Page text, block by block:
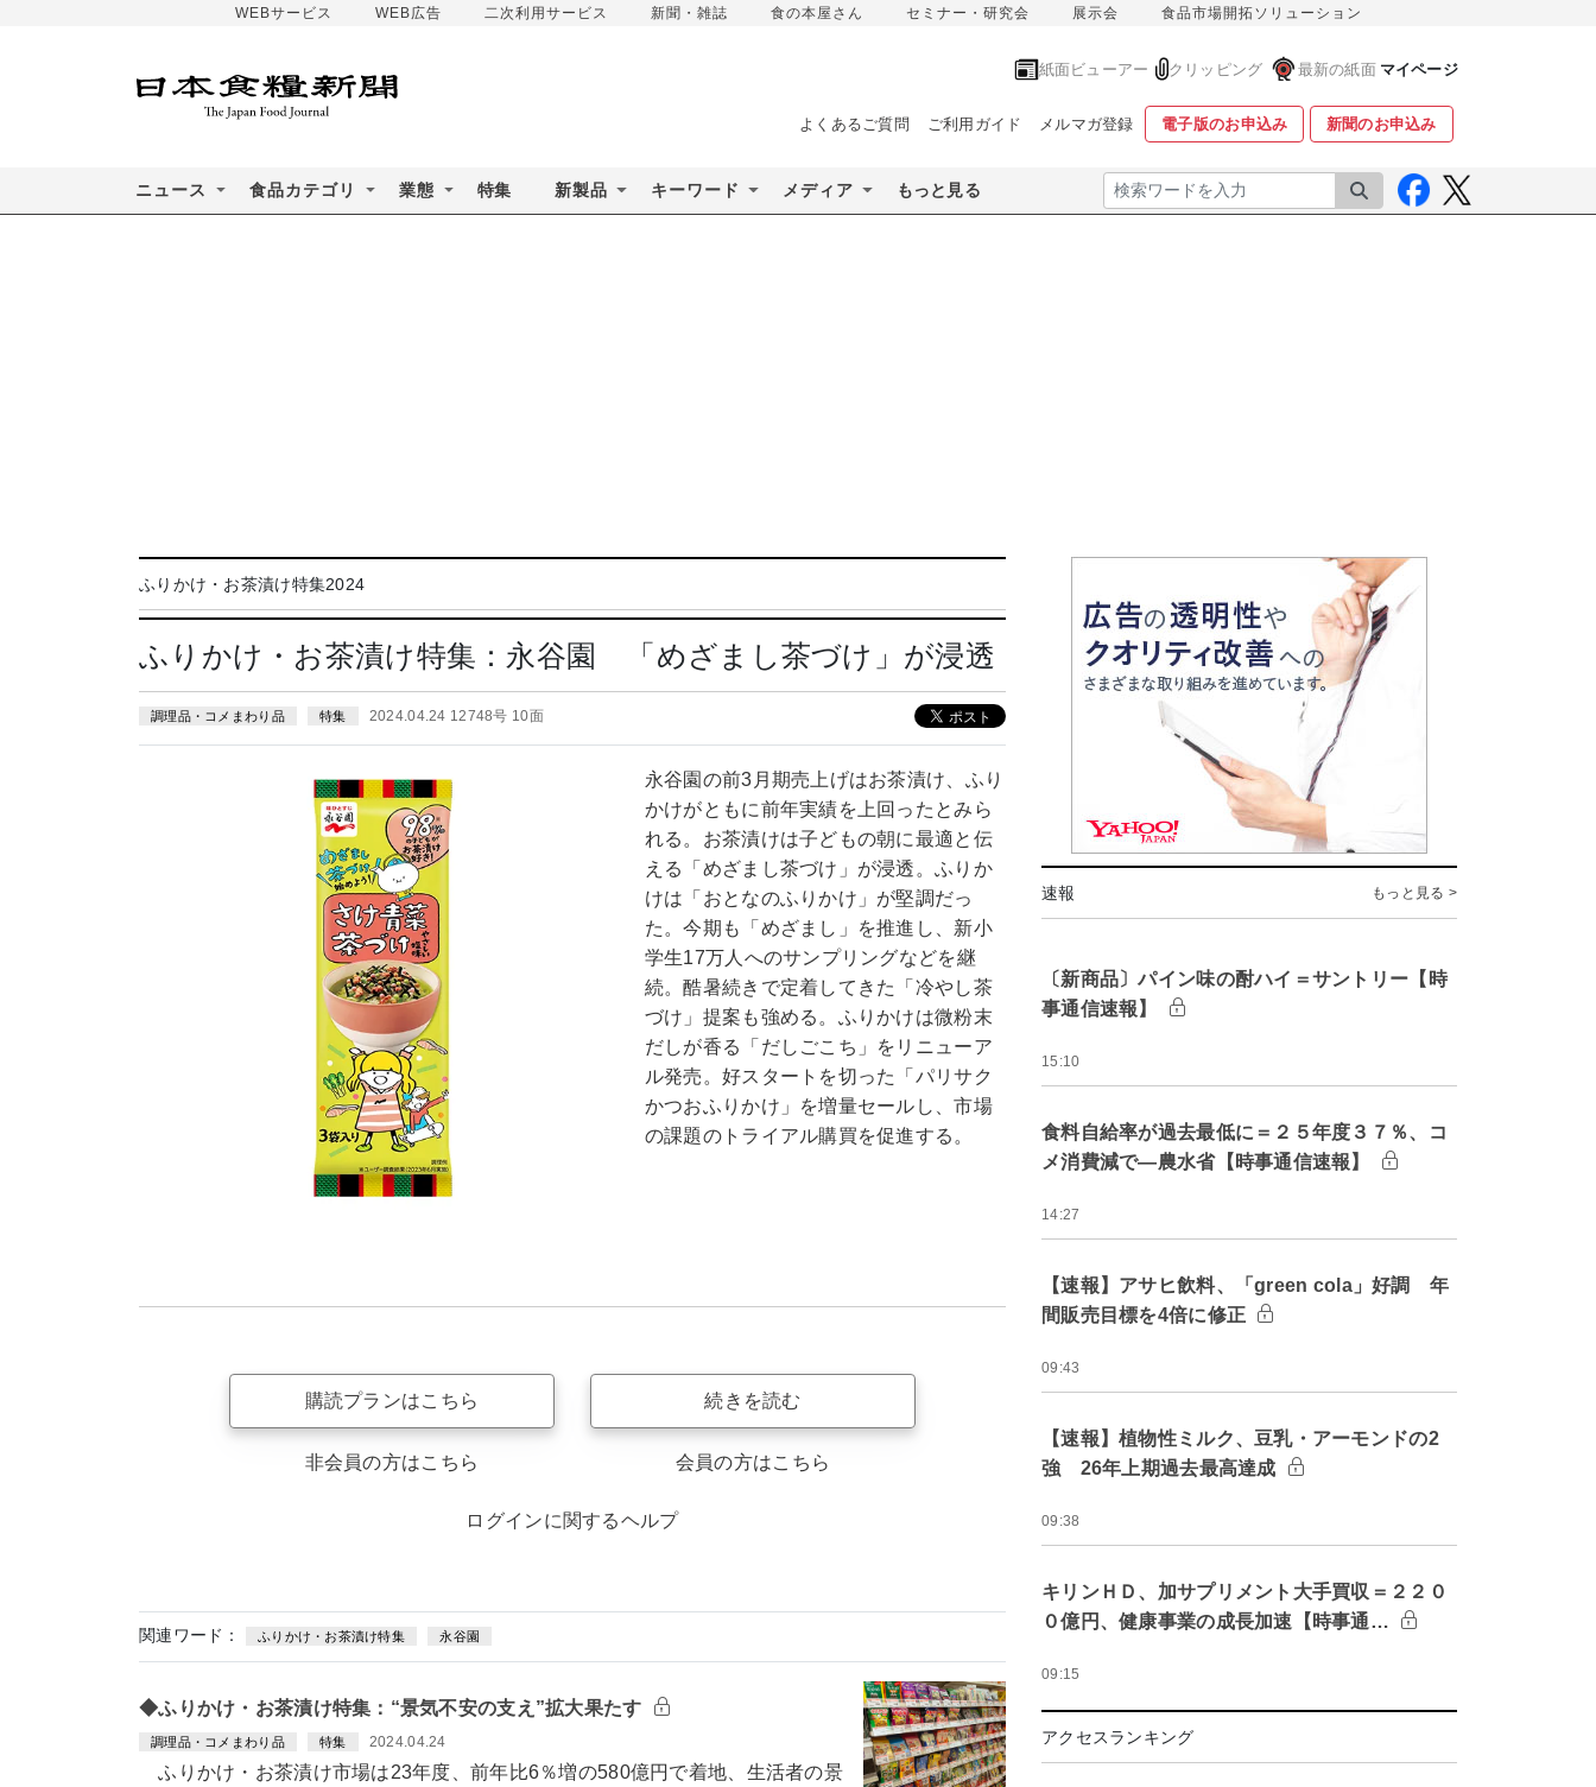
WEBサービス WEB広告 二次利用サービス 新聞・雑誌 食の本屋さん セミナー・研究会 展示会 食品市場開拓ソリューション
紙面ビューアー クリッピング 最新の紙面 マイページ
よくあるご質問 ご利用ガイド メルマガ登録 電子版のお申込み 新聞のお申込み
ニュース 食品カテゴリ 業態 特集 新製品 キーワード メディア もっと見る 検索
ふりかけ・お茶漬け特集2024
ふりかけ・お茶漬け特集：永谷園 「めざまし茶づけ」が浸透
調理品・コメまわり品 特集 2024.04.24 12748号 10面
永谷園の前3月期売上げはお茶漬け、ふり
かけがともに前年実績を上回ったとみら
れる。お茶漬けは子どもの朝に最適と伝
える「めざまし茶づけ」が浸透。ふりか
けは「おとなのふりかけ」が堅調だっ
た。今期も「めざまし」を推進し、新小
学生17万人へのサンプリングなどを継
続。酷暑続きで定着してきた「冷やし茶
づけ」提案も強める。ふりかけは微粉末
だしが香る「だしごこち」をリニューア
ル発売。好スタートを切った「パリサク
かつおふりかけ」を増量セールし、市場
の課題のトライアル購買を促進する。
購読プランはこちら
非会員の方はこちら
続きを読む
会員の方はこちら
ログインに関するヘルプ
関連ワード： ふりかけ・お茶漬け特集 永谷園
◆ふりかけ・お茶漬け特集：“景気不安の支え”拡大果たす
調理品・コメまわり品 特集 2024.04.24
ふりかけ・お茶漬け市場は23年度、前年比6％増の580億円で着地、生活者の景
速報 もっと見る >
〔新商品〕パイン味の酎ハイ＝サントリー【時
事通信速報】
15:10
食料自給率が過去最低に＝２５年度３７％、コ
メ消費減で―農水省【時事通信速報】
14:27
【速報】アサヒ飲料、「green cola」好調 年
間販売目標を4倍に修正
09:43
【速報】植物性ミルク、豆乳・アーモンドの2
強 26年上期過去最高達成
09:38
キリンＨＤ、加サプリメント大手買収＝２２０
０億円、健康事業の成長加速【時事通…
09:15
アクセスランキング